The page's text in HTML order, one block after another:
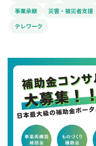
事業承継
災害・被災者支援
テレワーク